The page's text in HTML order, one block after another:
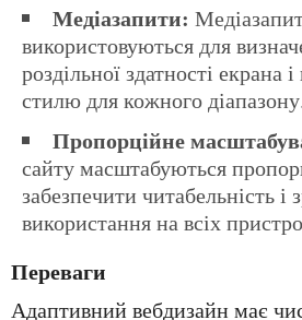
Медіазапити:
використовуються для
роздільної здатності екрана
стилю для кожного
Пропорційне
сайту масштабуються
забезпечити читабельність і
використання на всіх
Переваги
Адаптивний вебдизайн має численні переваги,